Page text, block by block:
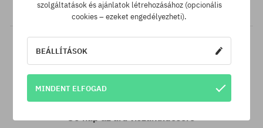
akkor csak neked levisszük a termék árát!
szolgáltatások és ajánlatok létrehozásához (opcionális
cookies – ezeket engedélyezheti).
BEÁLLÍTÁSOK
MINDENT ELFOGAD